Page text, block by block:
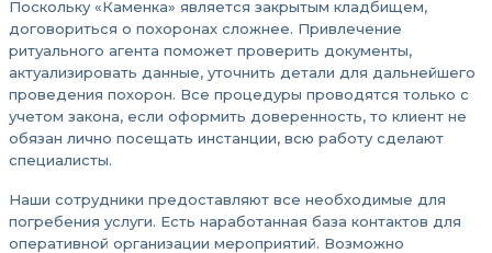
Поскольку «Каменка» является закрытым кладбищем,
договориться о похоронах сложнее. Привлечение
ритуального агента поможет проверить документы,
актуализировать данные, уточнить детали для дальнейшего
проведения похорон. Все процедуры проводятся только с
учетом закона, если оформить доверенность, то клиент не
обязан лично посещать инстанции, всю работу сделают
специалисты.
Наши сотрудники предоставляют все необходимые для
погребения услуги. Есть наработанная база контактов для
оперативной организации мероприятий. Возможно